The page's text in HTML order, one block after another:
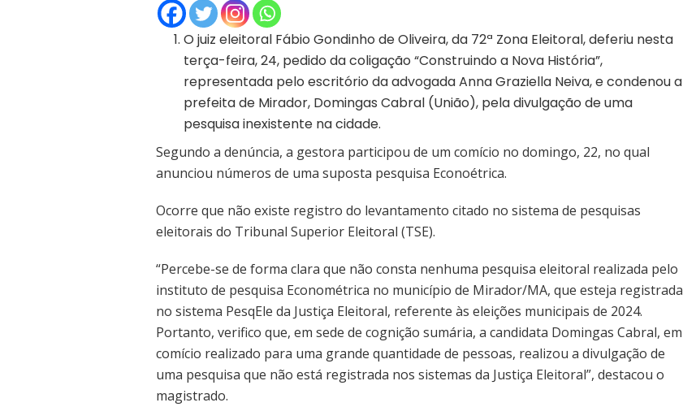
O juiz eleitoral Fábio Gondinho de Oliveira, da 72ª Zona Eleitoral, deferiu nesta
terça-feira, 24, pedido da coligação “Construindo a Nova História”,
representada pelo escritório da advogada Anna Graziella Neiva, e condenou a
prefeita de Mirador, Domingas Cabral (União), pela divulgação de uma
pesquisa inexistente na cidade.
Segundo a denúncia, a gestora participou de um comício no domingo, 22, no qual
anunciou números de uma suposta pesquisa Econoétrica.
Ocorre que não existe registro do levantamento citado no sistema de pesquisas
eleitorais do Tribunal Superior Eleitoral (TSE).
“Percebe-se de forma clara que não consta nenhuma pesquisa eleitoral realizada pelo
instituto de pesquisa Econométrica no município de Mirador/MA, que esteja registrada
no sistema PesqEle da Justiça Eleitoral, referente às eleições municipais de 2024.
Portanto, verifico que, em sede de cognição sumária, a candidata Domingas Cabral, em
comício realizado para uma grande quantidade de pessoas, realizou a divulgação de
uma pesquisa que não está registrada nos sistemas da Justiça Eleitoral”, destacou o
magistrado.